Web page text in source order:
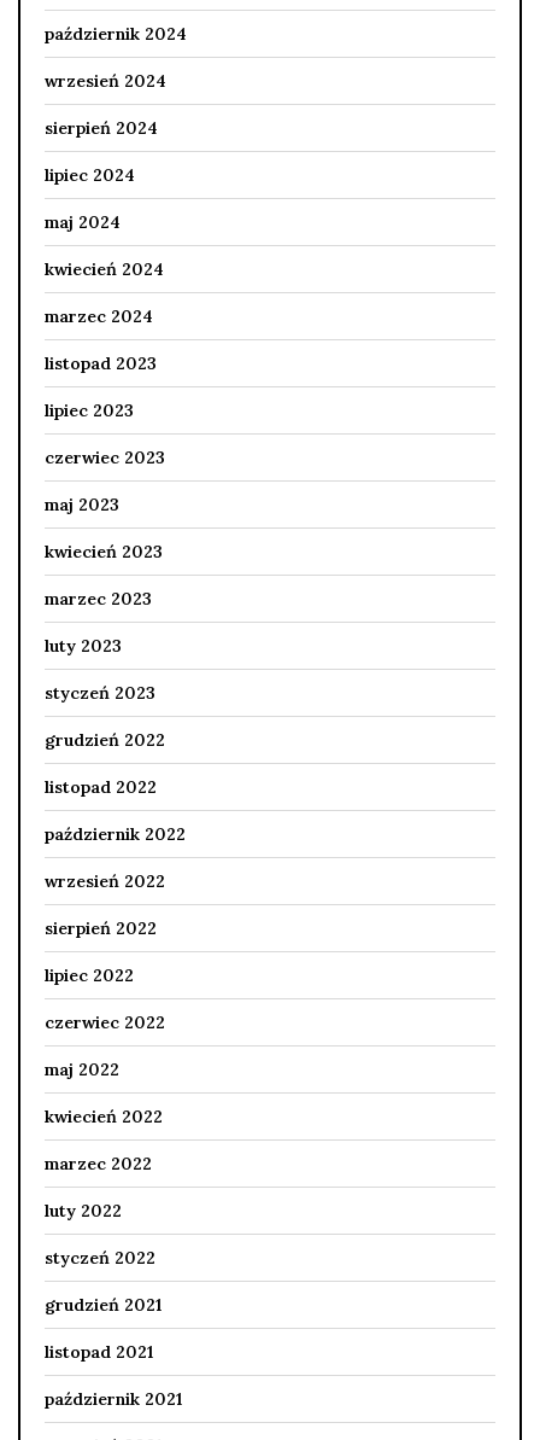
październik 2024
wrzesień 2024
sierpień 2024
lipiec 2024
maj 2024
kwiecień 2024
marzec 2024
listopad 2023
lipiec 2023
czerwiec 2023
maj 2023
kwiecień 2023
marzec 2023
luty 2023
styczeń 2023
grudzień 2022
listopad 2022
październik 2022
wrzesień 2022
sierpień 2022
lipiec 2022
czerwiec 2022
maj 2022
kwiecień 2022
marzec 2022
luty 2022
styczeń 2022
grudzień 2021
listopad 2021
październik 2021